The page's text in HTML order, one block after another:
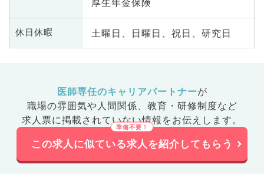
厚生年金保険
休日休暇 土曜日、日曜日、祝日、研究日
医師専任のキャリアパートナーが
職場の雰囲気や人間関係、 教育・研修制度など
求人票に掲載されていない情報をお伝えします。
この求人に似ている求人を紹介してもらう